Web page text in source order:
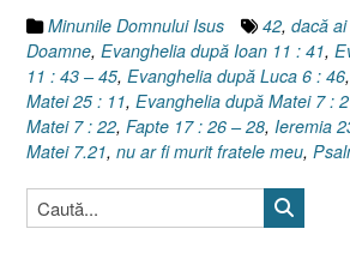
Lazăr
(Ioan
11.20-
27)”
Minunile Domnului Isus 42, dacă
Doamne, Evanghelia după Ioan 11 : 41,
11 : 43 – 45, Evanghelia după Luca 6 : 46,
Matei 25 : 11, Evanghelia după Matei 7 :
Matei 7 : 22, Fapte 17 : 26 – 28, Ieremia
Matei 7.21, nu ar fi murit fratele meu,